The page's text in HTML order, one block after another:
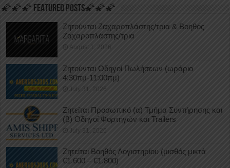
🌠🌠🌠 FEATURED POSTS🌠🌠🌠
Ζητούνται Ζαχαροπλάστης/τρια & Βοηθός
Ζαχαροπλάστης/τρια
August 1, 2026
Ζητούνται Οδηγοί Πωλήσεων (ωράριο
4:30πμ-11:00πμ)
July 31, 2026
Ζητείται Προσωπικό (α) Τμήμα Συντήρησης και
(β) Οδηγοί Φορτηγών και Trailers
July 31, 2026
Ζητείται Βοηθός Λογιστηρίου (μισθός μικτά
€1.600 – €1.800)